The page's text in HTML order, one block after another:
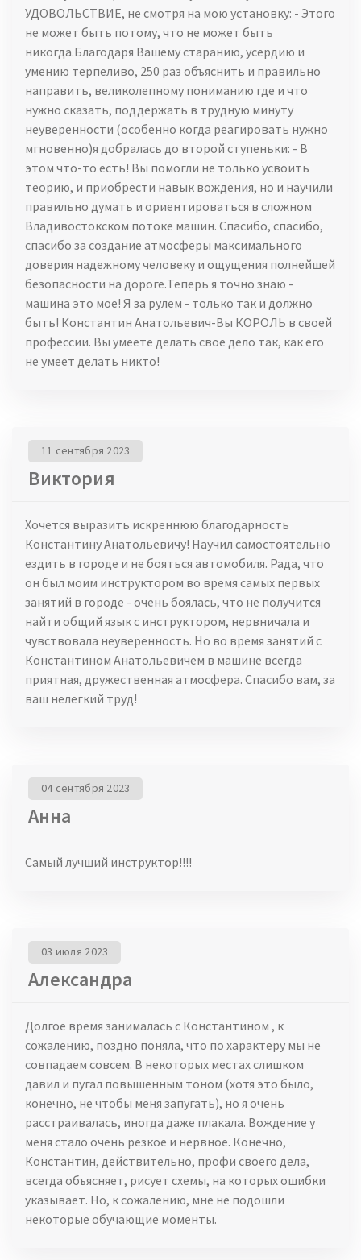
УДОВОЛЬСТВИЕ, не смотря на мою установку: - Этого
не может быть потому, что не может быть
никогда.Благодаря Вашему старанию, усердию и
умению терпеливо, 250 раз объяснить и правильно
направить, великолепному пониманию где и что
нужно сказать, поддержать в трудную минуту
неуверенности (особенно когда реагировать нужно
мгновенно)я добралась до второй ступеньки: - В
этом что-то есть! Вы помогли не только усвоить
теорию, и приобрести навык вождения, но и научили
правильно думать и ориентироваться в сложном
Владивостокском потоке машин. Спасибо, спасибо,
спасибо за создание атмосферы максимального
доверия надежному человеку и ощущения полнейшей
безопасности на дороге.Теперь я точно знаю -
машина это мое! Я за рулем - только так и должно
быть! Константин Анатольевич-Вы КОРОЛЬ в своей
профессии. Вы умеете делать свое дело так, как его
не умеет делать никто!
Виктория
11 сентября 2023
Хочется выразить искреннюю благодарность
Константину Анатольевичу! Научил самостоятельно
ездить в городе и не бояться автомобиля. Рада, что
он был моим инструктором во время самых первых
занятий в городе - очень боялась, что не получится
найти общий язык с инструктором, нервничала и
чувствовала неуверенность. Но во время занятий с
Константином Анатольевичем в машине всегда
приятная, дружественная атмосфера. Спасибо вам, за
ваш нелегкий труд!
Анна
04 сентября 2023
Самый лучший инструктор!!!!
Александра
03 июля 2023
Долгое время занималась с Константином , к
сожалению, поздно поняла, что по характеру мы не
совпадаем совсем. В некоторых местах слишком
давил и пугал повышенным тоном (хотя это было,
конечно, не чтобы меня запугать), но я очень
расстраивалась, иногда даже плакала. Вождение у
меня стало очень резкое и нервное. Конечно,
Константин, действительно, профи своего дела,
всегда объясняет, рисует схемы, на которых ошибки
указывает. Но, к сожалению, мне не подошли
некоторые обучающие моменты.